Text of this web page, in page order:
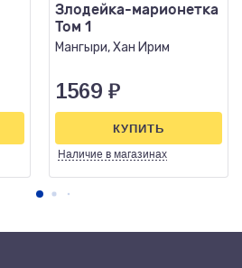
Злодейка-марионетка
Том 1
Мангыри, Хан Ирим
1569 ₽
Наличие в магазинах
КУПИТЬ